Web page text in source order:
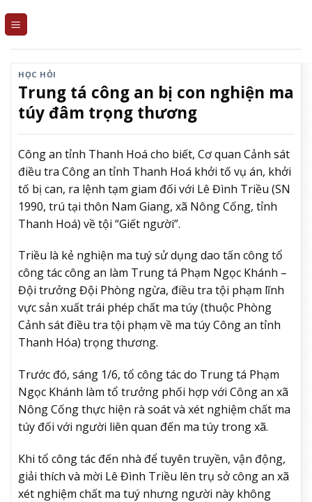
HỌC HỎI
Trung tá công an bị con nghiện ma
túy đâm trọng thương
Công an tỉnh Thanh Hoá cho biết, Cơ quan Cảnh sát
điều tra Công an tỉnh Thanh Hoá khởi tố vụ án, khởi
tố bị can, ra lệnh tạm giam đối với Lê Đình Triều (SN
1990, trú tại thôn Nam Giang, xã Nông Cống, tỉnh
Thanh Hoá) về tội “Giết người”.
Triều là kẻ nghiện ma tuý sử dụng dao tấn công tổ
công tác công an làm Trung tá Phạm Ngọc Khánh –
Đội trưởng Đội Phòng ngừa, điều tra tội phạm lĩnh
vực sản xuất trái phép chất ma túy (thuộc Phòng
Cảnh sát điều tra tội phạm về ma túy Công an tỉnh
Thanh Hóa) trọng thương.
Trước đó, sáng 1/6, tổ công tác do Trung tá Phạm
Ngọc Khánh làm tổ trưởng phối hợp với Công an xã
Nông Cống thực hiện rà soát và xét nghiệm chất ma
túy đối với người liên quan đến ma túy trong xã.
Khi tổ công tác đến nhà để tuyên truyền, vận động,
giải thích và mời Lê Đình Triều lên trụ sở công an xã
xét nghiệm chất ma tuý nhưng người này không